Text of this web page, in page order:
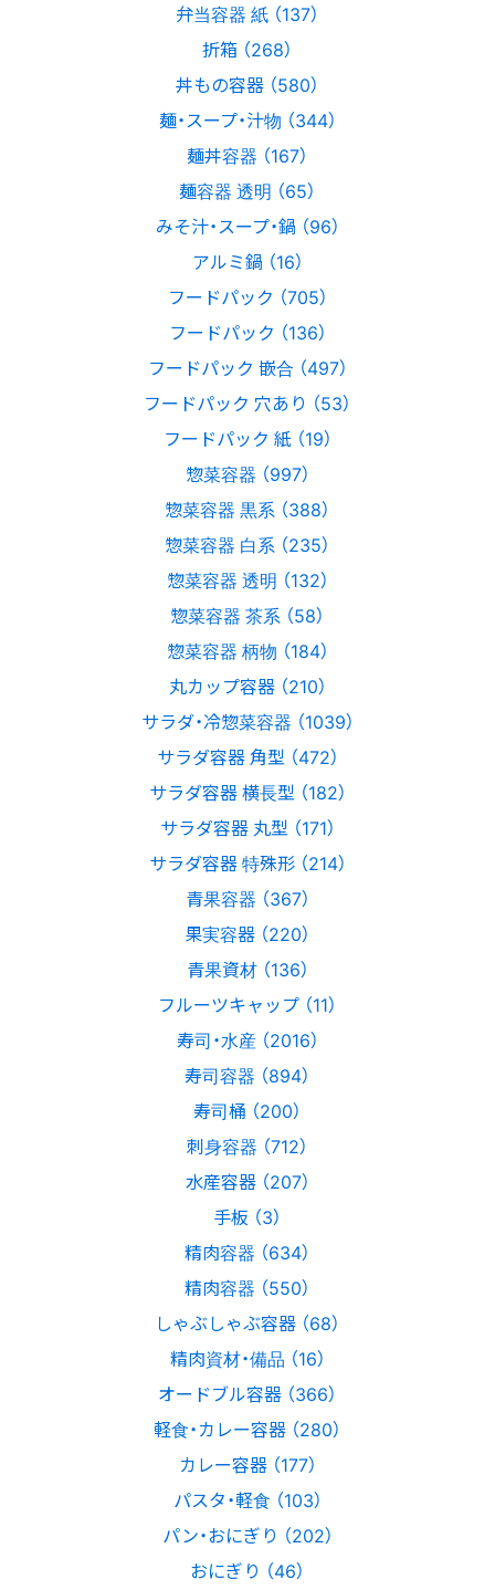
弁当容器 紙 （137）
折箱 （268）
丼もの容器 （580）
麺・スープ・汁物 （344）
麺丼容器 （167）
麺容器 透明 （65）
みそ汁・スープ・鍋 （96）
アルミ鍋 （16）
フードパック （705）
フードパック （136）
フードパック 嵌合 （497）
フードパック 穴あり （53）
フードパック 紙 （19）
惣菜容器 （997）
惣菜容器 黒系 （388）
惣菜容器 白系 （235）
惣菜容器 透明 （132）
惣菜容器 茶系 （58）
惣菜容器 柄物 （184）
丸カップ容器 （210）
サラダ・冷惣菜容器 （1039）
サラダ容器 角型 （472）
サラダ容器 横長型 （182）
サラダ容器 丸型 （171）
サラダ容器 特殊形 （214）
青果容器 （367）
果実容器 （220）
青果資材 （136）
フルーツキャップ （11）
寿司・水産 （2016）
寿司容器 （894）
寿司桶 （200）
刺身容器 （712）
水産容器 （207）
手板 （3）
精肉容器 （634）
精肉容器 （550）
しゃぶしゃぶ容器 （68）
精肉資材・備品 （16）
オードブル容器 （366）
軽食・カレー容器 （280）
カレー容器 （177）
パスタ・軽食 （103）
パン・おにぎり （202）
おにぎり （46）